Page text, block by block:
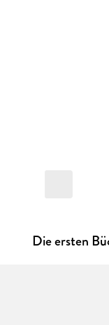
Bestseller-Autorin
Twists halten die
Bestseller-
Die ersten